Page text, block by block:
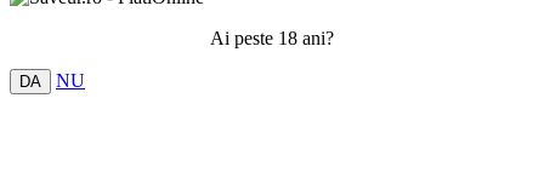
Ai peste 18 ani?
DA NU